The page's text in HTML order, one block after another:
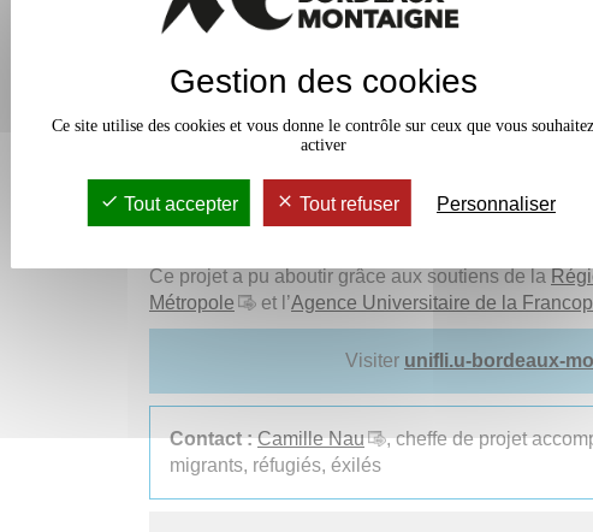
UNIFLI, un terrain de
Les étudiants de 2eannée de master Didactique du
Seconde de l'Université Bordeaux Montaigne ont
enseignants-chercheurs du
Bordeaux
langue étrangère), ces étudiants bientôt sur le
compétences au projet.
Ce projet a pu aboutir grâce aux soutiens de la
Métropole
et l’Agence Universitaire de la
Visiter unifli.u-bordeaux-
Contact :Camille Nau
, cheffe de projet
migrants, réfugiés, éxilés
Gestion des cookies
Ce site utilise des cookies et vous donne le contrôle sur ceux que vous souhaitez
activer
Tout accepter Tout refuser Personnaliser